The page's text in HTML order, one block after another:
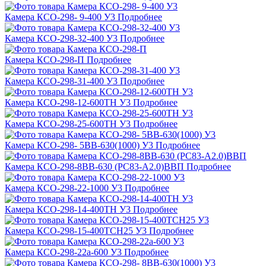
Камера КСО-298- 9-400 У3 Подробнее
Камера КСО-298-32-400 У3 Подробнее
Камера КСО-298-П Подробнее
Камера КСО-298-31-400 У3 Подробнее
Камера КСО-298-12-600ТН У3 Подробнее
Камера КСО-298-25-600ТН У3 Подробнее
Камера КСО-298- 5ВВ-630(1000) У3 Подробнее
Камера КСО-298-8ВВ-630 (РС83-А2.0)ВВП Подробнее
Камера КСО-298-22-1000 У3 Подробнее
Камера КСО-298-14-400ТН У3 Подробнее
Камера КСО-298-15-400ТСН25 У3 Подробнее
Камера КСО-298-22а-600 У3 Подробнее